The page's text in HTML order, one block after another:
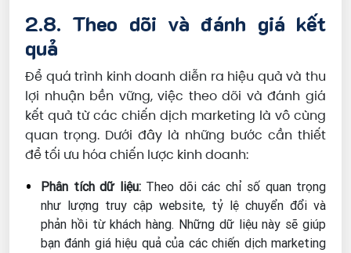
2.8. Theo dõi và đánh giá kết
quả
Để quá trình kinh doanh diễn ra hiệu quả và thu
lợi nhuận bền vững, việc theo dõi và đánh giá
kết quả từ các chiến dịch marketing là vô cùng
quan trọng. Dưới đây là những bước cần thiết
để tối ưu hóa chiến lược kinh doanh:
Phân tích dữ liệu:Theo dõi các chỉ số quan trọng
như lượng truy cập website, tỷ lệ chuyển đổi và
phản hồi từ khách hàng. Những dữ liệu này sẽ giúp
bạn đánh giá hiệu quả của các chiến dịch marketing